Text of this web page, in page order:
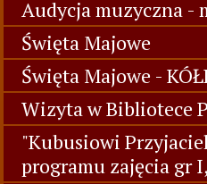
Audycja muzyczna -
Święta Majowe
Święta Majowe -
Wizyta w Bibliotece
"Kubusiowi
programu zajęcia gr